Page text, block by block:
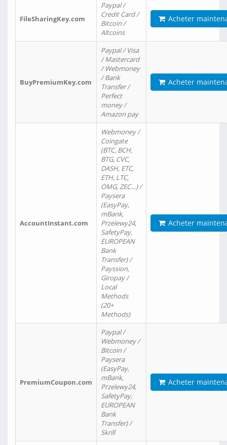
FileSharingKey.com
Paypal /
Credit Card /
Bitcoin /
Altcoins
Acheter
BuyPremiumKey.com
Paypal / Visa
/ Mastercard
/ Webmoney
/ Bank
Transfer /
Perfect
money /
Amazon pay
Acheter
AccountInstant.com
Webmoney /
Coingate
(BTC, BCH,
BTG, CVC,
DASH, ETC,
ETH, LTC,
OMG, ZEC…) /
Paysera
(EasyPay,
mBank,
Przelewy24,
SafetyPay,
EUROPEAN
Bank
Transfer) /
Payssion,
Giropay /
Local
Methods
(20+
Methods)
Acheter
PremiumCoupon.com
Paypal /
Webmoney /
Bitcoin /
Paysera
(EasyPay,
mBank,
Przelewy24,
SafetyPay,
EUROPEAN
Bank
Transfer) /
Skrill
Acheter